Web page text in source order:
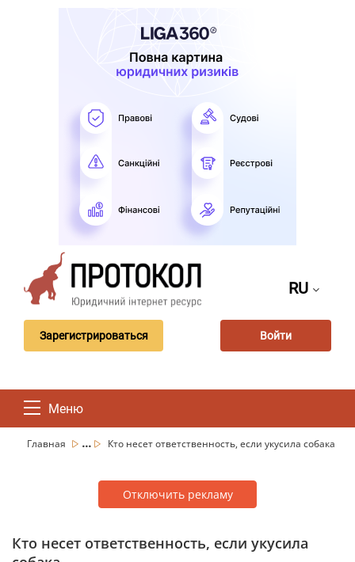
RU
Зарегистрироваться Войти
Меню
Главная ... Кто несет ответственность, если укусила собака
Отключить рекламу
Кто несет ответственность, если укусила